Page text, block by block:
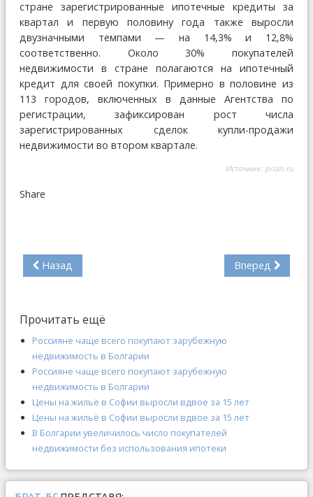
стране зарегистрированные ипотечные кредиты за
квартал и первую половину года также выросли
двузначными темпами — на 14,3% и 12,8%
соответственно. Около 30% покупателей
недвижимости в стране полагаются на ипотечный
кредит для своей покупки. Примерно в половине из
113 городов, включенных в данные Агентства по
регистрации, зафиксирован рост числа
зарегистрированных сделок купли-продажи
недвижимости во втором квартале.
Источник: prian.ru
Share
Назад Вперед
Прочитать ещё
Россияне чаще всего покупают зарубежную
недвижимость в Болгарии
Россияне чаще всего покупают зарубежную
недвижимость в Болгарии
Цены на жильё в Софии выросли вдвое за 15 лет
Цены на жильё в Софии выросли вдвое за 15 лет
В Болгарии увеличилось число покупателей
недвижимости без использования ипотеки